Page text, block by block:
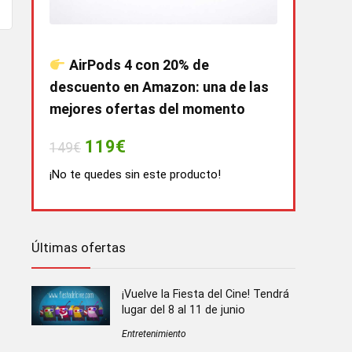
AirPods 4 con 20% de
descuento en Amazon: una de las
mejores ofertas del momento
149€ 119€
¡No te quedes sin este producto!
Últimas ofertas
¡Vuelve la Fiesta del Cine! Tendrá
lugar del 8 al 11 de junio
Entretenimiento